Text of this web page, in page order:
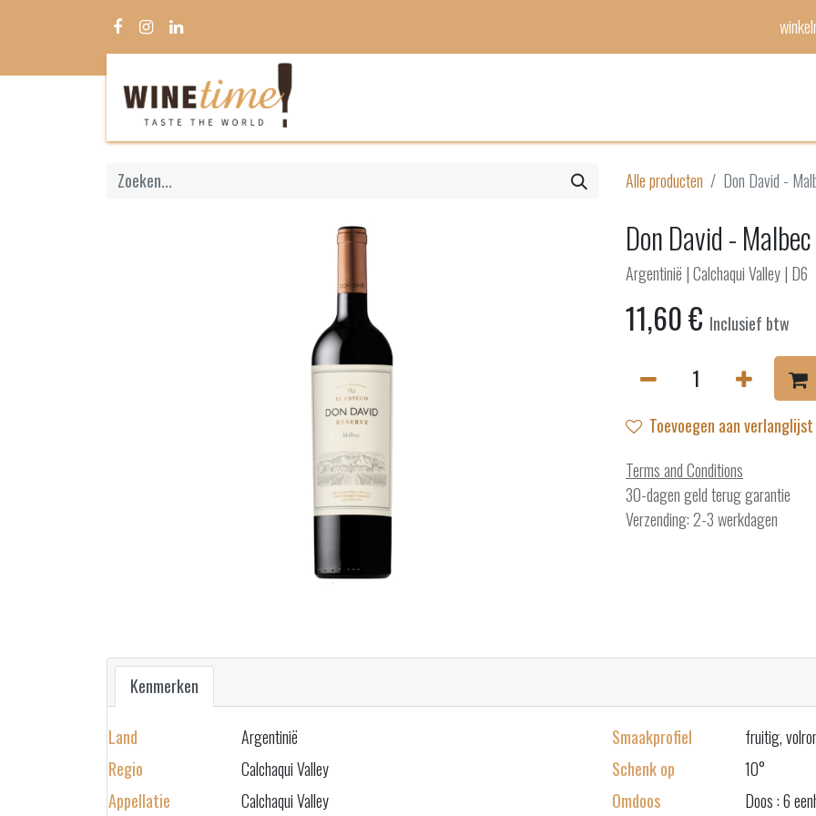
Alle producten Don David -
Don David -
Argentinië | Calchaqui Valley | D6
11,60€ Inclusief btw
Toevoegen aan verlanglijst
Terms and Conditions
30-dagen geld terug garantie
Verzending: 2-3 werkdagen
Kenmerken
Land
Argentinië
Regio
Calchaqui Valley
Appellatie
Calchaqui Valley
Smaakprofiel
fruitig,
Schenk op
10°
Omdoos
Doos : 6